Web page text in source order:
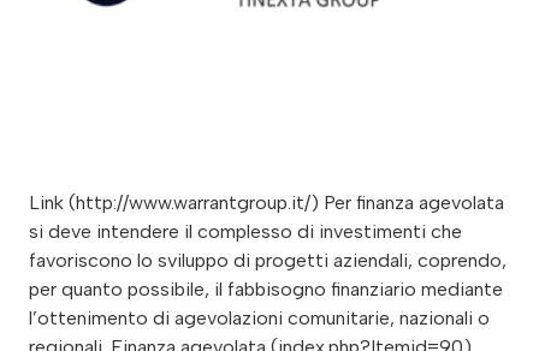
Link (http://www.warrantgroup.it/) Per finanza agevolata
si deve intendere il complesso di investimenti che
favoriscono lo sviluppo di progetti aziendali, coprendo,
per quanto possibile, il fabbisogno finanziario mediante
l’ottenimento di agevolazioni comunitarie, nazionali o
regionali. Finanza agevolata (index.php?Itemid=90)